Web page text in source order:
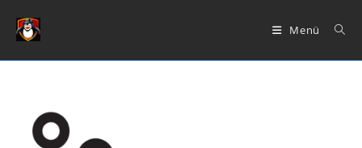
Inhalt
Menü